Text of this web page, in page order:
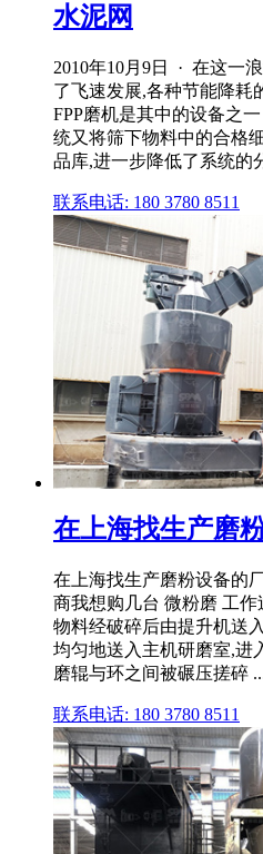
水泥网
2010年10月9日 · 在这一
了飞速发展,各种节能降耗
FPP磨机是其中的设备之
统又将筛下物料中的合格
品库,进一步降低了系统的
联系电话: 180 3780 8511
在上海找生产磨
在上海找生产磨粉设备的
商我想购几台 微粉磨 工
物料经破碎后由提升机送
均匀地送入主机研磨室,进
磨辊与环之间被碾压搓碎
联系电话: 180 3780 8511